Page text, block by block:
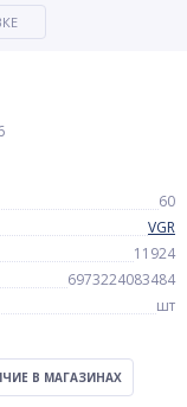
60
VGR
11924
6973224083484
шт
В МАГАЗИНАХ